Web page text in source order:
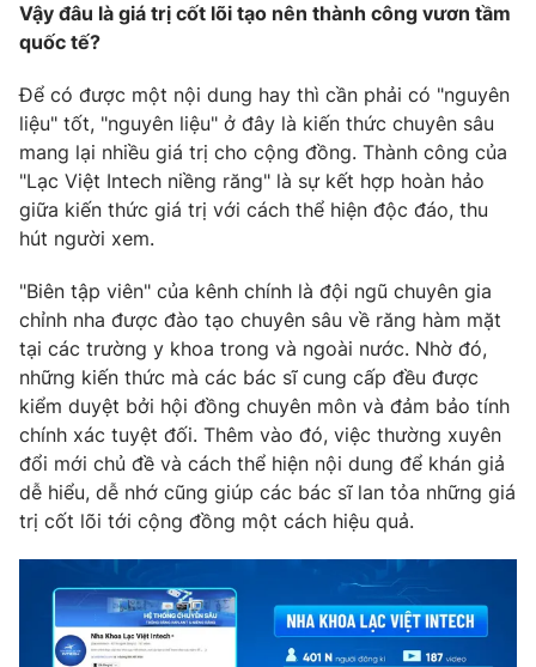
thông tin từ website này.
Vậy đâu là giá trị cốt lõi tạo nên thành công vươn tầm
quốc tế?
Để có được một nội dung hay thì cần phải có "nguyên
liệu" tốt, "nguyên liệu" ở đây là kiến thức chuyên sâu
mang lại nhiều giá trị cho cộng đồng. Thành công của
"Lạc Việt Intech niềng răng" là sự kết hợp hoàn hảo
giữa kiến thức giá trị với cách thể hiện độc đáo, thu
hút người xem.
"Biên tập viên" của kênh chính là đội ngũ chuyên gia
chỉnh nha được đào tạo chuyên sâu về răng hàm mặt
tại các trường y khoa trong và ngoài nước. Nhờ đó,
những kiến thức mà các bác sĩ cung cấp đều được
kiểm duyệt bởi hội đồng chuyên môn và đảm bảo tính
chính xác tuyệt đối. Thêm vào đó, việc thường xuyên
đổi mới chủ đề và cách thể hiện nội dung để khán giả
dễ hiểu, dễ nhớ cũng giúp các bác sĩ lan tỏa những giá
trị cốt lõi tới cộng đồng một cách hiệu quả.